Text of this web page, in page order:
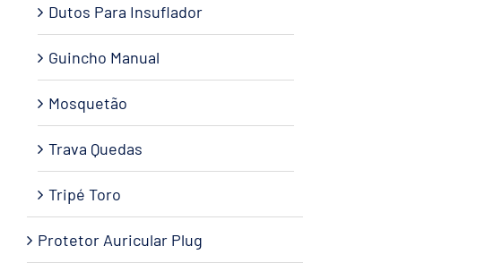
Dutos Para Insuflador
Guincho Manual
Mosquetão
Trava Quedas
Tripé Toro
Protetor Auricular Plug